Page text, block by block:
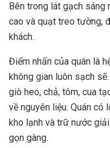
Bên trong lát gạch sáng
cao và quạt treo tường,
khách.
Điểm nhấn của quán là
không gian luôn sạch
giò heo, chả, tôm, cua
về nguyên liệu. Quán có
kho lạnh và trữ nước
gọn gàng.